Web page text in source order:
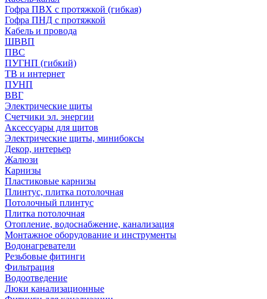
Гофра ПВХ с протяжкой (гибкая)
Гофра ПНД с протяжкой
Кабель и провода
ШВВП
ПВС
ПУГНП (гибкий)
ТВ и интернет
ПУНП
ВВГ
Электрические щиты
Счетчики эл. энергии
Аксессуары для щитов
Электрические щиты, минибоксы
Декор, интерьер
Жалюзи
Карнизы
Пластиковые карнизы
Плинтус, плитка потолочная
Потолочный плинтус
Плитка потолочная
Отопление, водоснабжение, канализация
Монтажное оборудование и инструменты
Водонагреватели
Резьбовые фитинги
Фильтрация
Водоотведение
Люки канализационные